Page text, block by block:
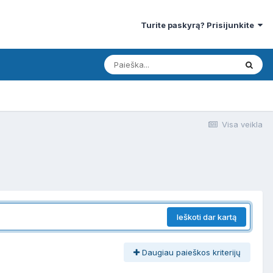
Turite paskyrą? Prisijunkite
Visa veikla
Ieškoti dar kartą
Daugiau paieškos kriterijų